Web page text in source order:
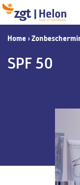
Home ›
SPF 50